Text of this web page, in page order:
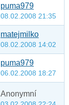
puma979
08.02.2008 21:35
matejmilko
08.02.2008 14:02
puma979
06.02.2008 18:27
Anonymní